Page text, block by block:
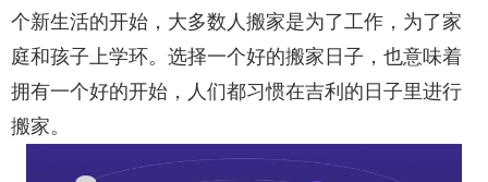
个新生活的开始，大多数人搬家是为了工作，为了家
庭和孩子上学环。选择一个好的搬家日子，也意味着
拥有一个好的开始，人们都习惯在吉利的日子里进行
搬家。